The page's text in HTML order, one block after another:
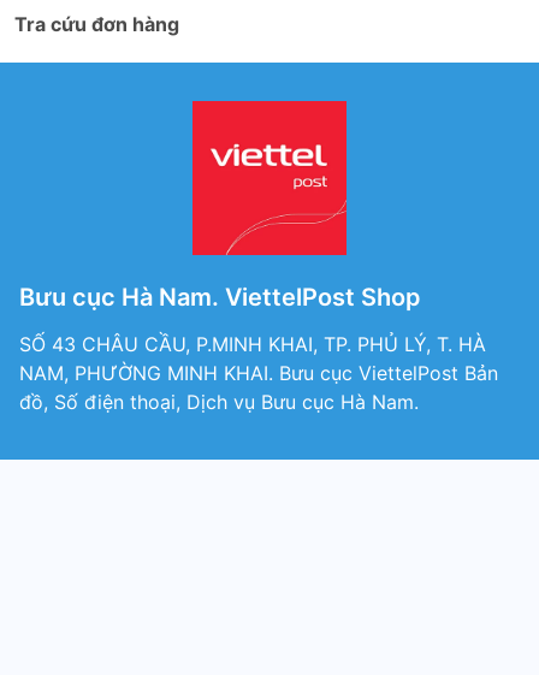
Tra cứu đơn hàng
Bưu cục Hà Nam. ViettelPost Shop
SỐ 43 CHÂU CẦU, P.MINH KHAI, TP. PHỦ LÝ, T. HÀ
NAM, PHƯỜNG MINH KHAI. Bưu cục ViettelPost Bản
đồ, Số điện thoại, Dịch vụ Bưu cục Hà Nam.